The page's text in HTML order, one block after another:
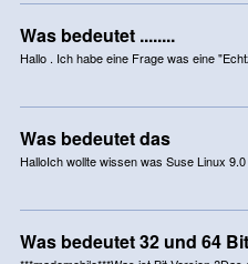
Was bedeutet ........
Hallo . Ich habe eine Frage was eine
Was bedeutet das
HalloIch wollte wissen was Suse Linux
Was bedeutet 32 und 64